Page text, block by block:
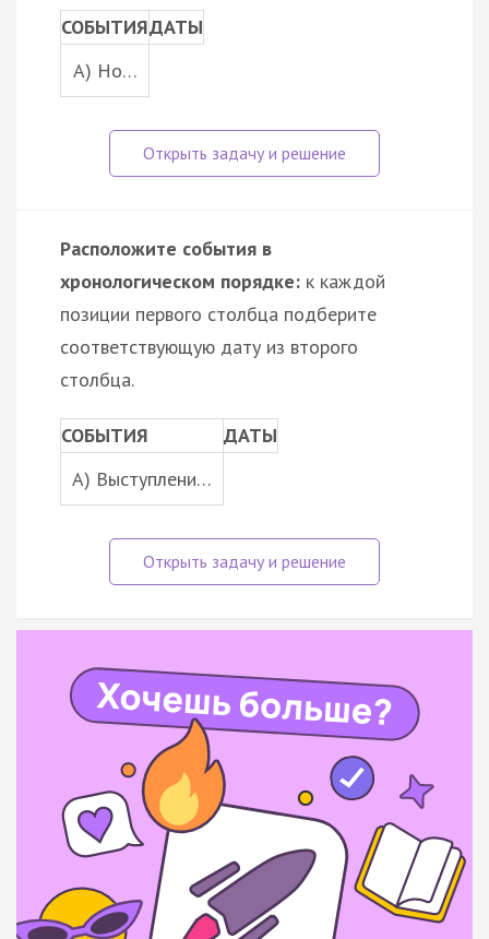
СОБЫТИЯДАТЫ
A) Но…
Расположите события в
хронологическом порядке: к каждой
позиции первого столбца подберите
соответствующую дату из второго
столбца.
СОБЫТИЯ
ДАТЫ
A) Выступлени…